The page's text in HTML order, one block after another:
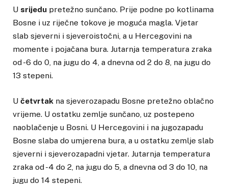
U srijedu pretežno sunčano. Prije podne po kotlinama
Bosne i uz riječne tokove je moguća magla. Vjetar
slab sjeverni i sjeveroistočni, a u Hercegovini na
momente i pojačana bura. Jutarnja temperatura zraka
od -6 do 0, na jugu do 4, a dnevna od 2 do 8, na jugu do
13 stepeni.
U četvrtak na sjeverozapadu Bosne pretežno oblačno
vrijeme. U ostatku zemlje sunčano, uz postepeno
naoblačenje u Bosni. U Hercegovini i na jugozapadu
Bosne slaba do umjerena bura, a u ostatku zemlje slab
sjeverni i sjeverozapadni vjetar. Jutarnja temperatura
zraka od -4 do 2, na jugu do 5, a dnevna od 3 do 10, na
jugu do 14 stepeni.